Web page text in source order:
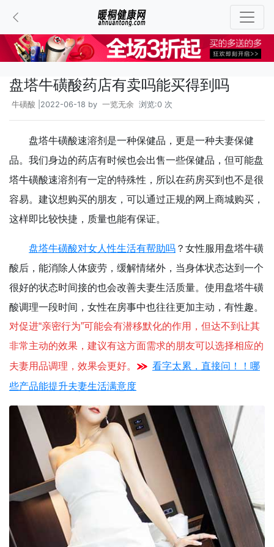
盘塔牛磺酸药店有卖吗能买得到吗
牛磺酸 |2022-06-18 by 一览无余 浏览:0 次
盘塔牛磺酸速溶剂是一种保健品，更是一种夫妻保健
品。我们身边的药店有时候也会出售一些保健品，但可能盘
塔牛磺酸速溶剂有一定的特殊性，所以在药房买到也不是很
容易。建议想购买的朋友，可以通过正规的网上商城购买，
这样即比较快捷，质量也能有保证。
盘塔牛磺酸对女人性生活有帮助吗 ？女性服用盘塔牛磺
酸后，能消除人体疲劳，缓解情绪外，当身体状态达到一个
很好的状态时间接的也会改善夫妻生活质量。使用盘塔牛磺
酸调理一段时间，女性在房事中也往往更加主动，有性趣。
对促进“亲密行为”可能会有潜移默化的作用，但达不到让其
非常主动的效果 ， 建议有这方面需求的朋友可以选择相应的
夫妻用品调理，效果会更好。
看字太累，直接问！！哪
些产品能提升夫妻生活满意度